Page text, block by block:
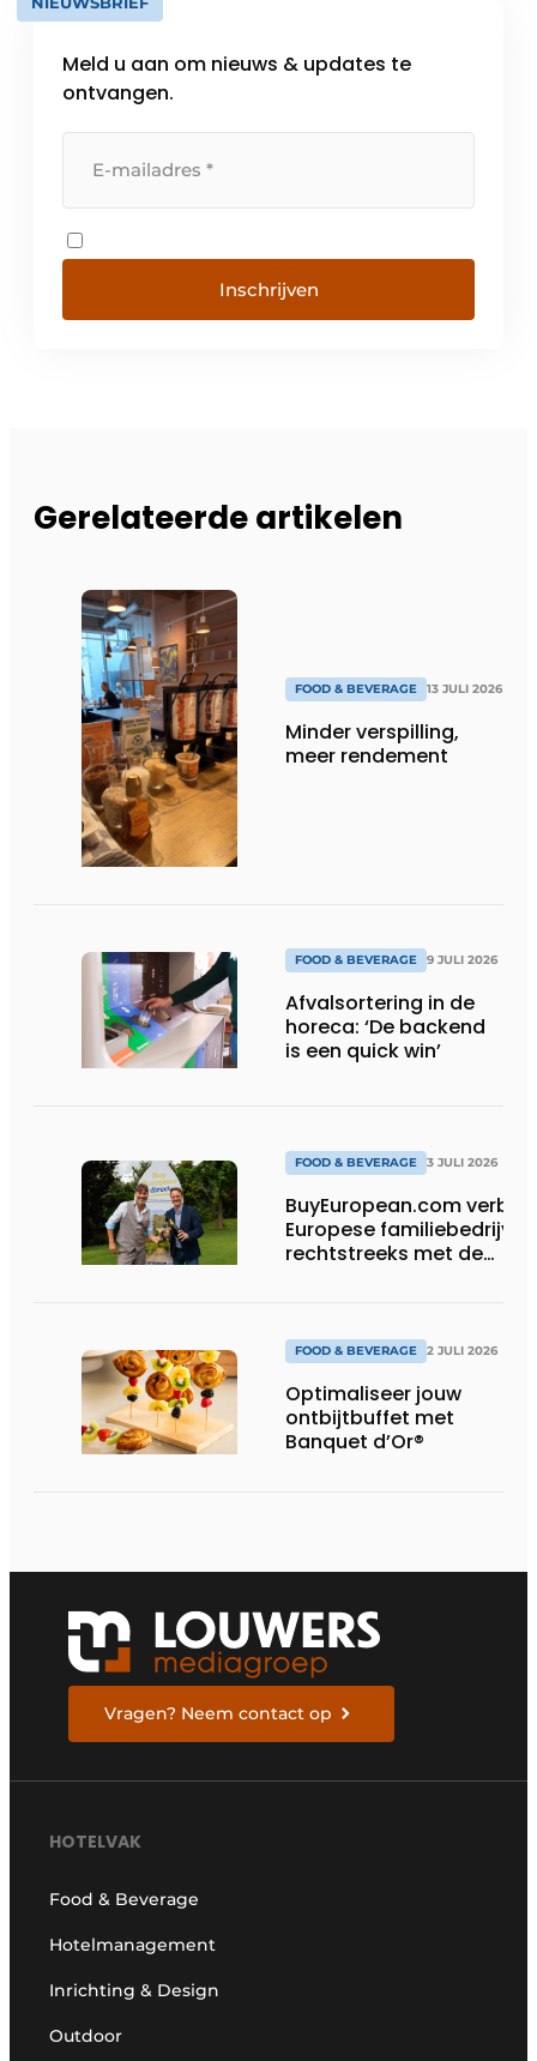
Meld u aan om nieuws & updates te
ontvangen.
Inschrijven
Gerelateerde artikelen
FOOD & BEVERAGE 13 JULI 2026
Minder verspilling,
meer rendement
FOOD & BEVERAGE 9 JULI 2026
Afvalsortering in de
horeca: ‘De backend
is een quick win’
FOOD & BEVERAGE 3 JULI 2026
BuyEuropean.com
Europese familiebedrijven
rechtstreeks met de
FOOD & BEVERAGE 2 JULI 2026
Optimaliseer jouw
ontbijtbuffet met
Banquet d’Or®
Vragen? Neem contact op
HOTELVAK
Food & Beverage
Hotelmanagement
Inrichting & Design
Outdoor